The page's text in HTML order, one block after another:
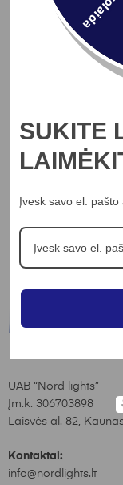
150W LED
Rodomi visi
UAB “Nord lights”
Įm.k. 306703898
Laisvės al. 82,
Kontaktai:
info@nordlights.lt
SUKITE
Įvesk savo el. pašto